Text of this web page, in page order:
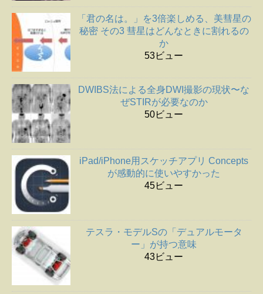
「君の名は。」を3倍楽しめる、美彗星の
秘密 その3 彗星はどんなときに割れるの
か
53ビュー
DWIBS法による全身DWI撮影の現状〜な
ぜSTIRが必要なのか
50ビュー
iPad/iPhone用スケッチアプリ Concepts
が感動的に使いやすかった
45ビュー
テスラ・モデルSの「デュアルモータ
ー」が持つ意味
43ビュー